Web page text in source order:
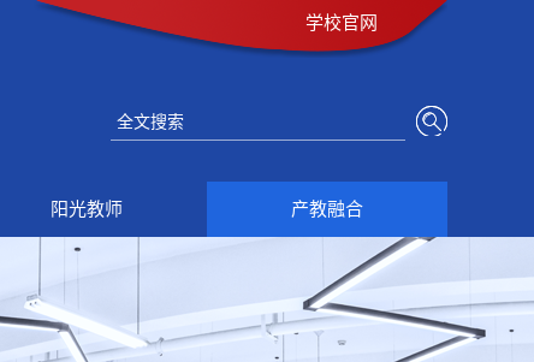
学校官网
阳光教师 产教融合